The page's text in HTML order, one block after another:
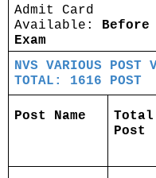
Admit Card
Available:
Before
Exam
NVS VARIOUS POST
TOTAL: 1616 POST
Post Name
Total
Post